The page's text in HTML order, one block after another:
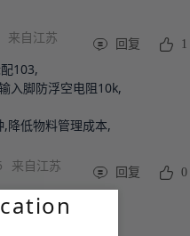
来自江苏 回复 1
103,
入脚防浮空电阻10k,
降低物料管理成本,
来自江苏 回复 0